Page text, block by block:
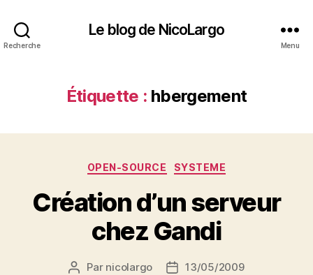
Recherche
Le blog de NicoLargo
Menu
Étiquette : hbergement
Catégories
OPEN-SOURCE SYSTEME
Création d’un serveur
chez Gandi
Auteur
Par nicolargo
Date13/05/2009